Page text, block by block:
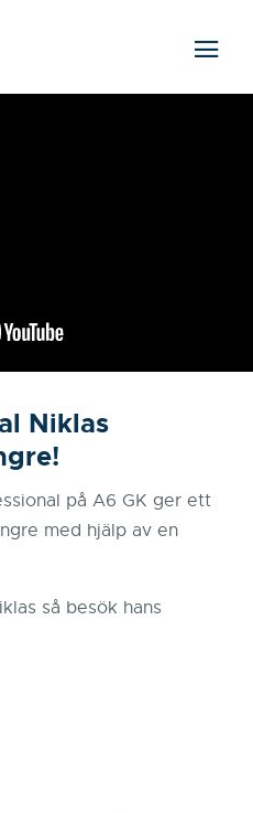
Niklas
på A6 GK ger ett
med hjälp av en
så besök hans